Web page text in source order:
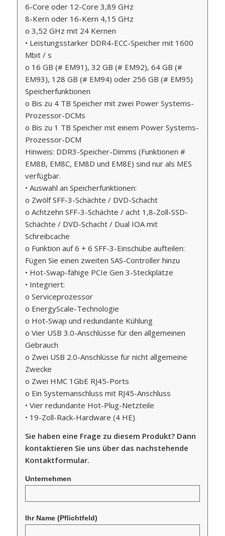
6-Core oder 12-Core 3,89 GHz
8-Kern oder 16-Kern 4,15 GHz
o 3,52 GHz mit 24 Kernen
• Leistungsstarker DDR4-ECC-Speicher mit 1600
Mbit / s
o 16 GB (# EM91), 32 GB (# EM92), 64 GB (#
EM93), 128 GB (# EM94) oder 256 GB (# EM95)
Speicherfunktionen
o Bis zu 4 TB Speicher mit zwei Power Systems-
Prozessor-DCMs
o Bis zu 1 TB Speicher mit einem Power Systems-
Prozessor-DCM
Hinweis: DDR3-Speicher-Dimms (Funktionen #
EM8B, EM8C, EM8D und EM8E) sind nur als MES
verfügbar.
• Auswahl an Speicherfunktionen:
o Zwölf SFF-3-Schächte / DVD-Schacht
o Achtzehn SFF-3-Schächte / acht 1,8-Zoll-SSD-
Schächte / DVD-Schacht / Dual IOA mit
Schreibcache
o Funktion auf 6 + 6 SFF-3-Einschübe aufteilen:
Fügen Sie einen zweiten SAS-Controller hinzu
• Hot-Swap-fähige PCIe Gen 3-Steckplätze
• Integriert:
o Serviceprozessor
o EnergyScale-Technologie
o Hot-Swap und redundante Kühlung
o Vier USB 3.0-Anschlüsse für den allgemeinen
Gebrauch
o Zwei USB 2.0-Anschlüsse für nicht allgemeine
Zwecke
o Zwei HMC 1GbE RJ45-Ports
o Ein Systemanschluss mit RJ45-Anschluss
• Vier redundante Hot-Plug-Netzteile
• 19-Zoll-Rack-Hardware (4 HE)
Sie haben eine Frage zu diesem Produkt? Dann
kontaktieren Sie uns über das nachstehende
Kontaktformular.
Unternehmen
Ihr Name (Pflichtfeld)